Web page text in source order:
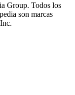
Group. Todos los
son marcas